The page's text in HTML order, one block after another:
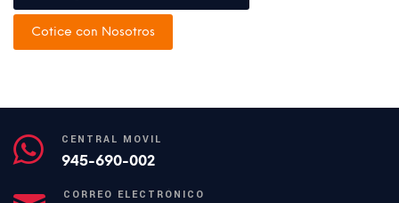
Cotice con Nosotros
CENTRAL MÓVIL
945-690-002
CORREO ELECTRÓNICO